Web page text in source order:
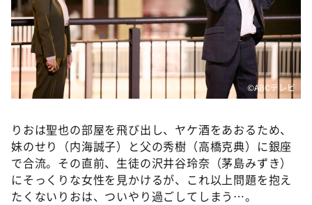
©️ABCテレビ
りおは聖也の部屋を飛び出し、ヤケ酒をあおるため、
妹のせり（内海誠子）と父の秀樹（高橋克典）に銀座
で合流。その直前、生徒の沢井谷玲奈（茅島みずき）
にそっくりな女性を見かけるが、これ以上問題を抱え
たくないりおは、ついやり過ごしてしまう…。